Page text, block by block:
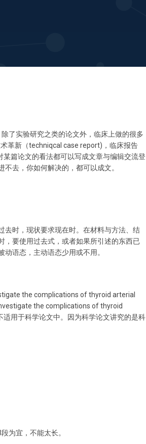
了实验研究之类的论文外，临床上做的很多
革新（techniqcal case report)，临床报告
篇论文的看法都可以写成文章与编辑交流登
去，你如何解决的，都可以成文。
去时，现状要求现在时。在材料与方法、结
，要使用过去式，或者如果所引述的东西已
语态，主动语态少用或不用。
the complications of thyroid arterial
the complications of thyroid
用于科学论文中。因为科学论文讲究的是科
为宜，不能太长。